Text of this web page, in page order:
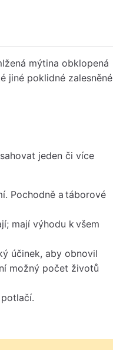
mýtina obklopená
jiné poklidné zalesněné
jeden či více
Pochodně a táborové
mají výhodu k všem
účinek, aby obnovil
možný počet životů